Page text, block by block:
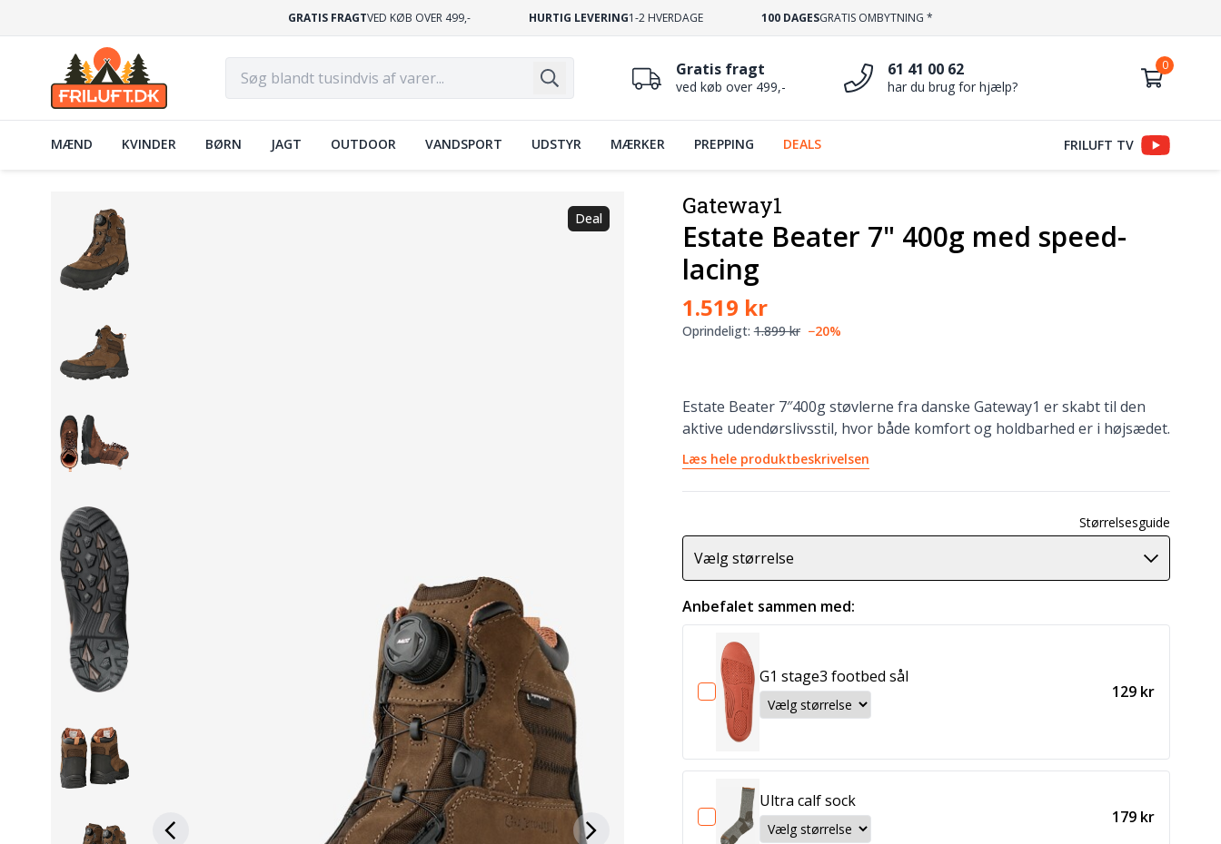
GRATIS FRAGTVED KØB OVER 499,- HURTIG LEVERING1-2 HVERDAGE 100 DAGESGRATIS OMBYTNING *
Gratis fragt
ved køb over 499,-
61 41 00 62
har du brug for hjælp?
MÆND KVINDER BØRN JAGT OUTDOOR VANDSPORT UDSTYR MÆRKER PREPPING DEALS FRILUFT TV
Deal Gateway1
Estate Beater 7" 400g med speed-
lacing
1.519 kr
Oprindeligt: 1.899 kr −20%
Estate Beater 7″400g støvlerne fra danske Gateway1 er skabt til den
aktive udendørslivsstil, hvor både komfort og holdbarhed er i højsædet.
Læs hele produktbeskrivelsen
Størrelsesguide
Vælg størrelse
Anbefalet sammen med:
G1 stage3 footbed sål
129 kr
Ultra calf sock
179 kr